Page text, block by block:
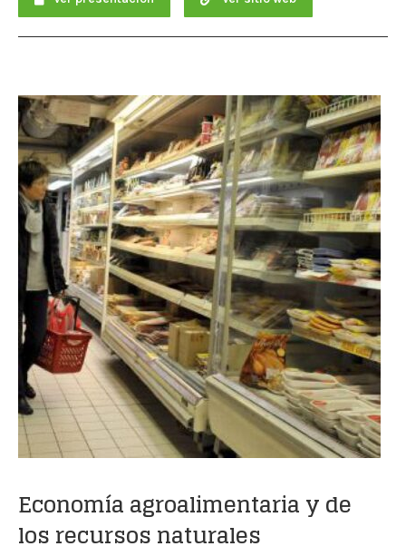
Economía agroalimentaria y de
los recursos naturales